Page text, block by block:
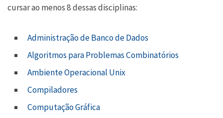
cursar ao menos 8 dessas disciplinas:
Administração de Banco de Dados
Algoritmos para Problemas Combinatórios
Ambiente Operacional Unix
Compiladores
Computação Gráfica